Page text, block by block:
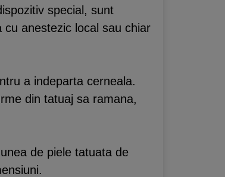
special, sunt
anestezic local sau chiar
a indeparta cerneala.
din tatuaj sa ramana,
de piele tatuata de